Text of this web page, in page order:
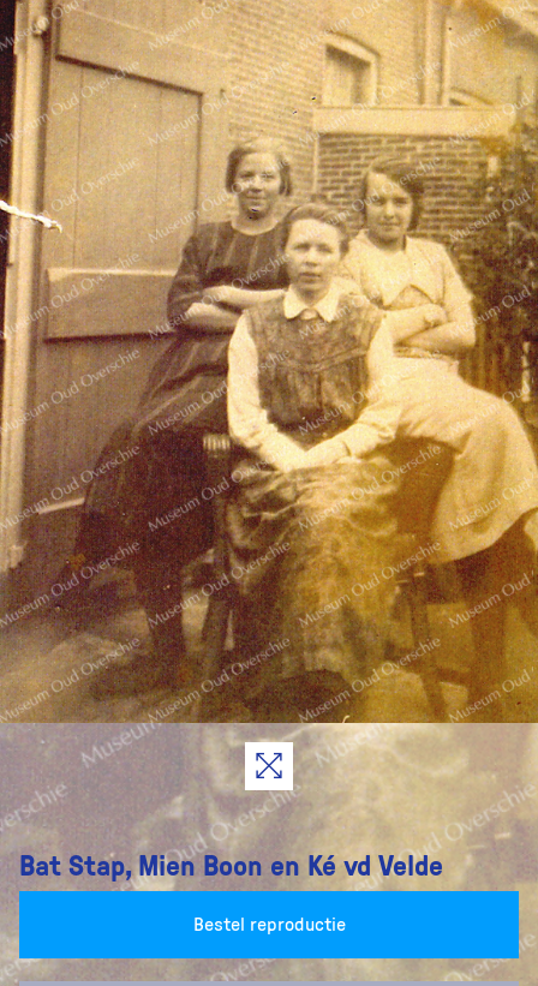
Bat Stap, Mien Boon en Ké vd Velde
Bestel reproductie